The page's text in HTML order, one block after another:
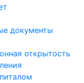
документы
открытость